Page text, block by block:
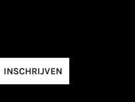
INSCHRIJVEN